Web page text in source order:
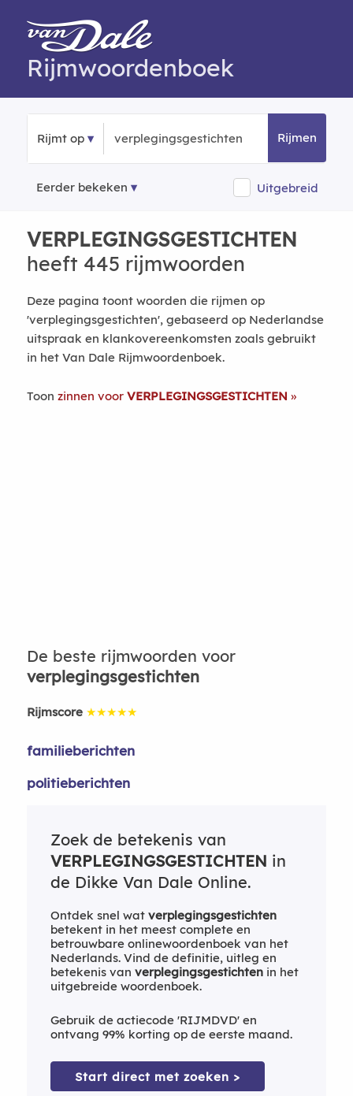
Rijmwoordenboek
Rijmt op Rijmen
Eerder bekeken Uitgebreid
VERPLEGINGSGESTICHTEN
heeft 445 rijmwoorden
Deze pagina toont woorden die rijmen op
'verplegingsgestichten', gebaseerd op Nederlandse
uitspraak en klankovereenkomsten zoals gebruikt
in het Van Dale Rijmwoordenboek.
Toon zinnen voor VERPLEGINGSGESTICHTEN
De beste rijmwoorden voor
verplegingsgestichten
Rijmscore ★★★★★
familieberichten
politieberichten
Zoek de betekenis van
VERPLEGINGSGESTICHTEN in
de Dikke Van Dale Online.
Ontdek snel wat verplegingsgestichten
betekent in het meest complete en
betrouwbare onlinewoordenboek van het
Nederlands. Vind de definitie, uitleg en
betekenis van verplegingsgestichtenin het
uitgebreide woordenboek.
Gebruik de actiecode 'RIJMDVD' en
ontvang 99% korting op de eerste maand.
Start direct met zoeken >